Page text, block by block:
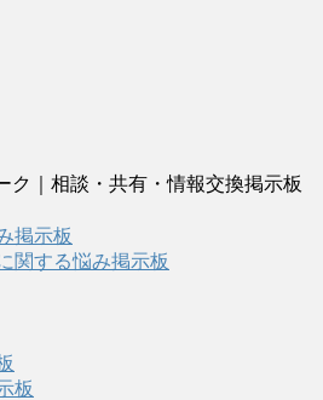
｜相談・共有・情報交換掲示板
掲示板
する悩み掲示板
板